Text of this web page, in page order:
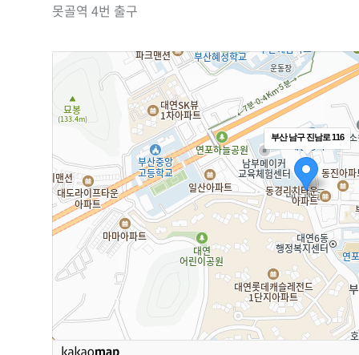
못골역 4번 출구
부산 남구 진남로 116